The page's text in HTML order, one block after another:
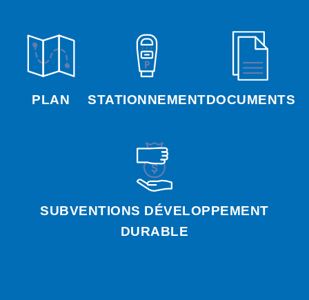
PLAN STATIONNEMENTDOCUMENTS
SUBVENTIONS DÉVELOPPEMENT
DURABLE